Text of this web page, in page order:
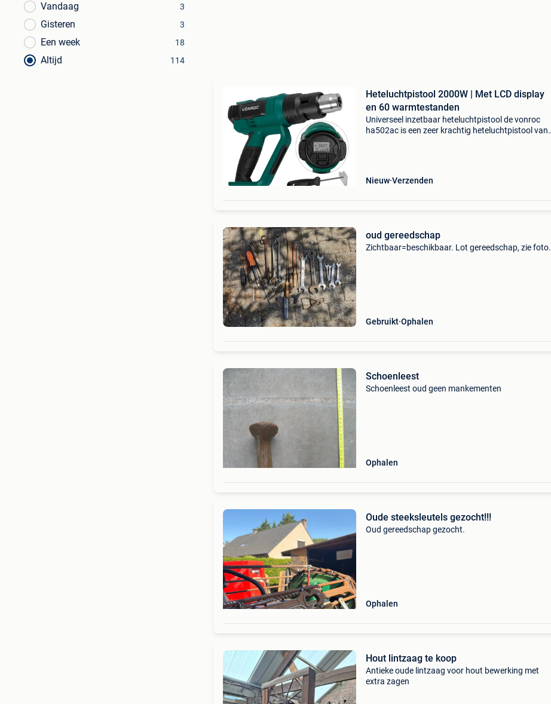
Vandaag
3
Gisteren 3
Een week 18
Altijd 114
Heteluchtpistool 2000W | Met LCD display
en 60 warmtestanden
Universeel inzetbaar heteluchtpistool de vonroc
ha502ac is een zeer krachtig heteluchtpistool van
Nieuw Verzenden
oud gereedschap
Zichtbaar=beschikbaar. Lot gereedschap, zie foto.
Gebruikt Ophalen
Schoenleest
Schoenleest oud geen mankementen
Ophalen
Oude steeksleutels gezocht!!!
Oud gereedschap gezocht.
Ophalen
Hout lintzaag te koop
Antieke oude lintzaag voor hout bewerking met
extra zagen